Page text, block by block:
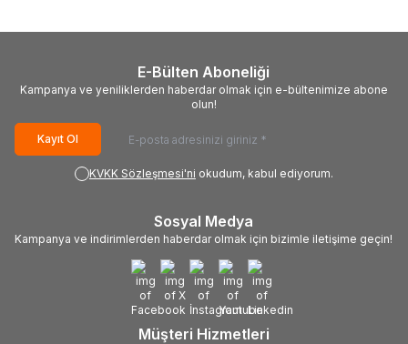
E-Bülten Aboneliği
Kampanya ve yeniliklerden haberdar olmak için e-bültenimize abone
olun!
Kayıt Ol
KVKK Sözleşmesi'ni okudum, kabul ediyorum.
Sosyal Medya
Kampanya ve indirimlerden haberdar olmak için bizimle iletişime geçin!
Müşteri Hizmetleri